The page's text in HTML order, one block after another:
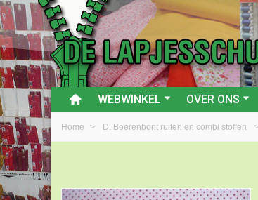
WEBWINKEL OVER ONS
Home > D: Boerenbont ruiten en combi stoffen